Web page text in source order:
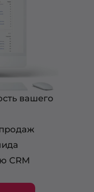
вашего
CRM